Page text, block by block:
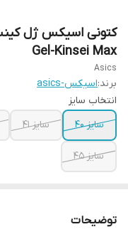
Gel-Kinsei Max
Asics
برند:اسیکس-asics
انتخاب سایز
سایز ۴۰
سایز ۴۱
سایز ۴۵
توضیحات